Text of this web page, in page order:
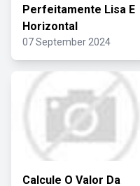
Perfeitamente Lisa E
Horizontal
07 September 2024
Calcule O Valor Da